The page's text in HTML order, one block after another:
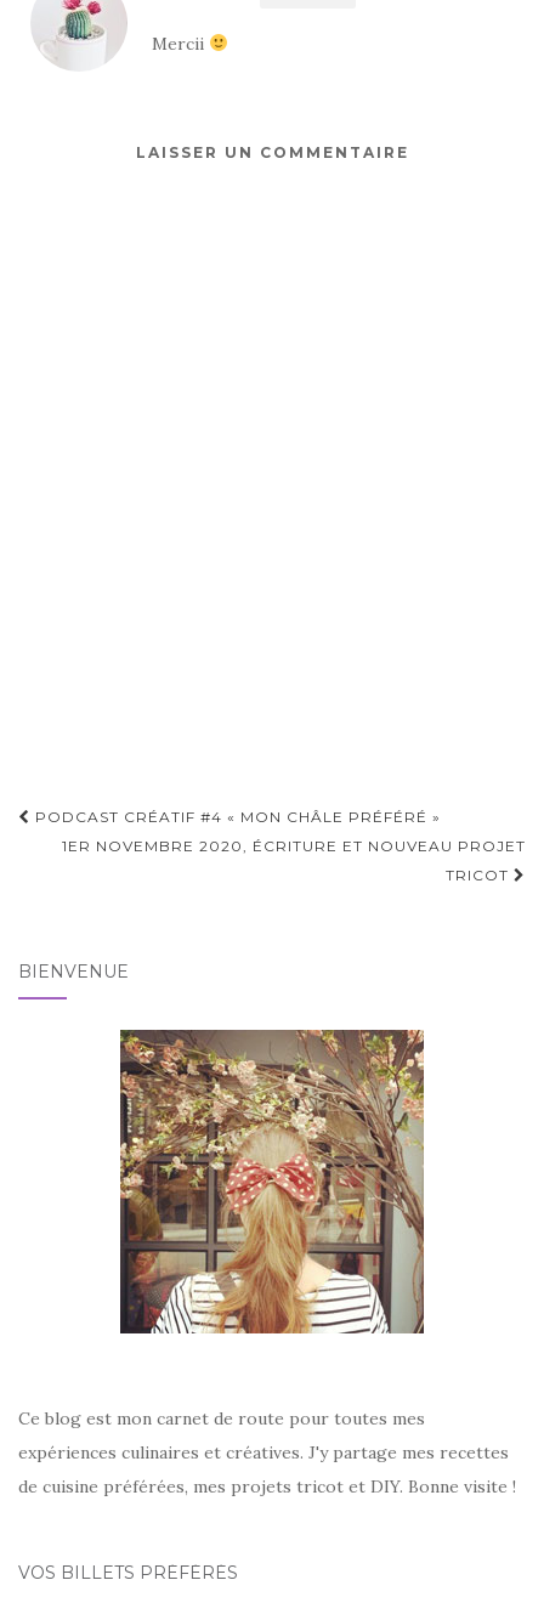
Mercii
LAISSER UN COMMENTAIRE
Pagination
d'article
PODCAST CRÉATIF #4 « MON CHÂLE PRÉFÉRÉ »
1ER NOVEMBRE 2020, ÉCRITURE ET NOUVEAU PROJET
TRICOT
BIENVENUE
Ce blog est mon carnet de route pour toutes mes
expériences culinaires et créatives. J'y partage mes recettes
de cuisine préférées, mes projets tricot et DIY. Bonne visite !
VOS BILLETS PRÉFÉRÉS